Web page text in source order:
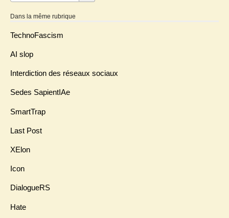
Dans la même rubrique
TechnoFascism
AI slop
Interdiction des réseaux sociaux
Sedes SapientIAe
SmartTrap
Last Post
XElon
Icon
DialogueRS
Hate